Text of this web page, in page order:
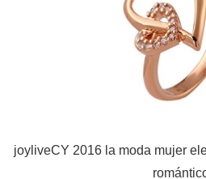
joyliveCY 2016 la moda mujer